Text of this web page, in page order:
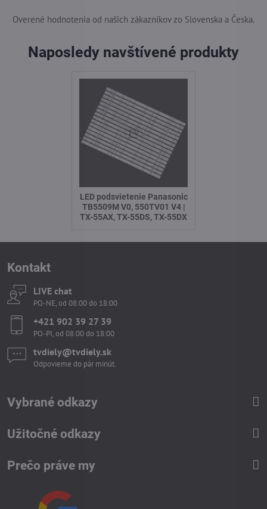
Overené hodnotenia od našich zákazníkov zo Slovenska a Česka.
Naposledy navštívené produkty
LED podsvietenie Panasonic
TB5509M V0, 550TV01 V4 |
TX-55AX, TX-55DS, TX-55DX
Kontakt
LIVE chat
PO-NE, od 08:00 do 18:00
+421 902 39 27 39
PO-PI, od 08:00 do 18:00
tvdiely​​@tvdiely​​.sk
Odpovieme do pár minút.
Vybrané odkazy
Užitočné odkazy
Prečo práve my